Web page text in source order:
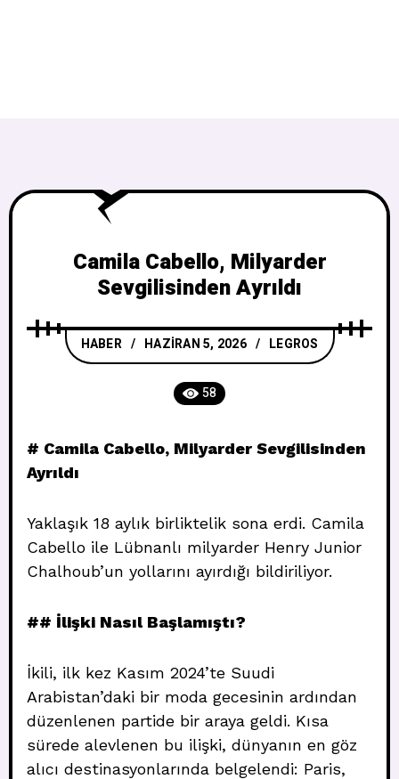
Camila Cabello, Milyarder
Sevgilisinden Ayrıldı
HABER HAZIRAN 5, 2026 LEGROS
58
# Camila Cabello, Milyarder Sevgilisinden
Ayrıldı
Yaklaşık 18 aylık birliktelik sona erdi. Camila
Cabello ile Lübnanlı milyarder Henry Junior
Chalhoub’un yollarını ayırdığı bildiriliyor.
## İlişki Nasıl Başlamıştı?
İkili, ilk kez Kasım 2024’te Suudi
Arabistan’daki bir moda gecesinin ardından
düzenlenen partide bir araya geldi. Kısa
sürede alevlenen bu ilişki, dünyanın en göz
alıcı destinasyonlarında belgelendi: Paris,